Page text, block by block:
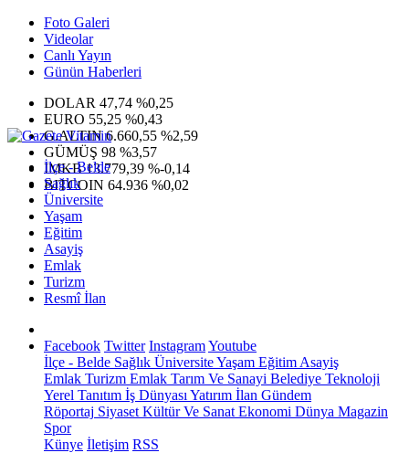
Foto Galeri
Videolar
Canlı Yayın
Günün Haberleri
DOLAR 47,74 %0,25
EURO 55,25 %0,43
G.ALTIN6.660,55 %2,59
GÜMÜŞ 98 %3,57
IMKB13.779,39 %-0,14
BITCOIN 64.936 %0,02
İlçe - Belde
Sağlık
Üniversite
Yaşam
Eğitim
Asayiş
Emlak
Turizm
Resmî İlan
Facebook Twitter InstagramYoutube
İlçe - Belde Sağlık ÜniversiteYaşam Eğitim Asayiş
Emlak Turizm Emlak Tarım Ve Sanayi Belediye Teknoloji
Yerel Tanıtım İş Dünyası Yatırım İlan Gündem
Röportaj Siyaset Kültür Ve Sanat Ekonomi Dünya Magazin
Spor
Künye İletişim RSS